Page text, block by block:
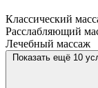
Классический
Расслабляющий
Лечебный массаж
Показать ещё 10